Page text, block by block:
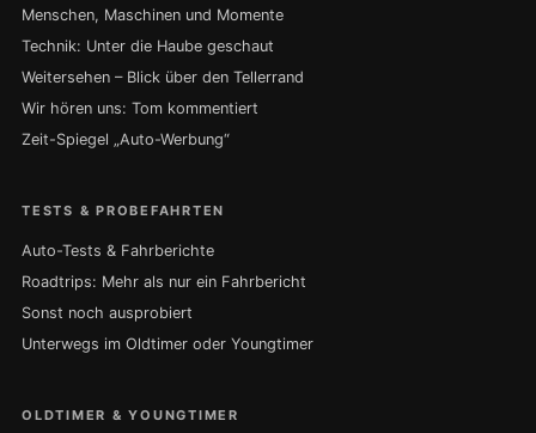
Menschen, Maschinen und Momente
Technik: Unter die Haube geschaut
Weitersehen – Blick über den Tellerrand
Wir hören uns: Tom kommentiert
Zeit-Spiegel „Auto-Werbung“
TESTS & PROBEFAHRTEN
Auto-Tests & Fahrberichte
Roadtrips: Mehr als nur ein Fahrbericht
Sonst noch ausprobiert
Unterwegs im Oldtimer oder Youngtimer
OLDTIMER & YOUNGTIMER